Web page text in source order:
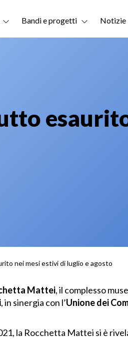
Bandi e progetti Notizie
nei mesi estivi di luglio e agosto
Mattei, il complesso
, in sinergia con l’Unione dei
la Rocchetta Mattei si è